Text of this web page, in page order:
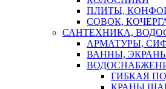
ПЛИТЫ,
СОВОК,
САНТЕХНИКА,
АРМАТУРЫ,
ВАННЫ,
ГИБКАЯ